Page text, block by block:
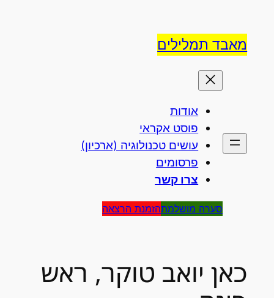
מאבד תמלילים
אודות
פוסט אקראי
עושים טכנולוגיה (ארכיון)
פרסומים
צרו קשר
סערה מושלמתהזמנת הרצאה
כאן יואב טוקר, ראש